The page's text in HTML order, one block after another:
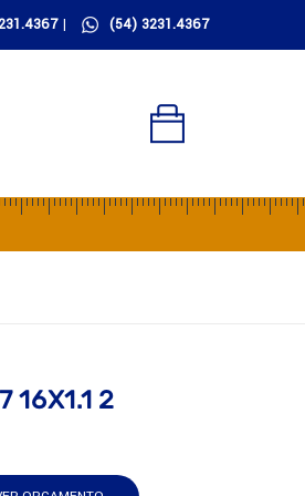
| (54) 3231.4367
16X1.1 2